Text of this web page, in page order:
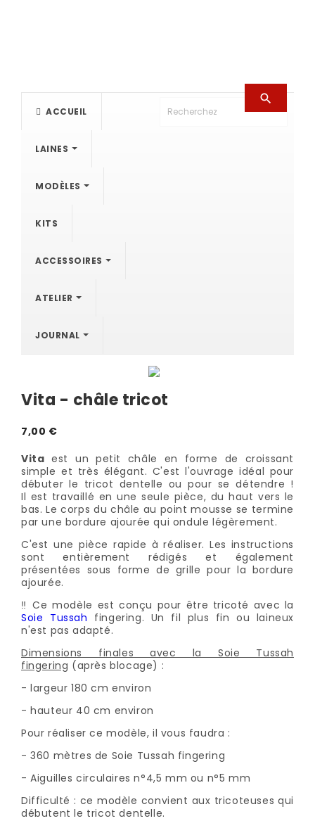
ACCUEIL
LAINES
MODÈLES
KITS
ACCESSOIRES
ATELIER
JOURNAL

Vita - châle tricot
7,00 €
Vita est un petit châle en forme de croissant
simple et très élégant. C'est l'ouvrage idéal pour
débuter le tricot dentelle ou pour se détendre !
Il est travaillé en une seule pièce, du haut vers le
bas. Le corps du châle au point mousse se termine
par une bordure ajourée qui ondule légèrement.
C'est une pièce rapide à réaliser. Les instructions
sont entièrement rédigés et également
présentées sous forme de grille pour la bordure
ajourée.
‼️ Ce modèle est conçu pour être tricoté avec la
Soie Tussah fingering. Un fil plus fin ou laineux
n'est pas adapté.
Dimensions finales avec la Soie Tussah
fingering (après blocage) :
- largeur 180 cm environ
- hauteur 40 cm environ
Pour réaliser ce modèle, il vous faudra :
- 360 mètres de Soie Tussah fingering
- Aiguilles circulaires n°4,5 mm ou n°5 mm
Difficulté : ce modèle convient aux tricoteuses qui
débutent le tricot dentelle.